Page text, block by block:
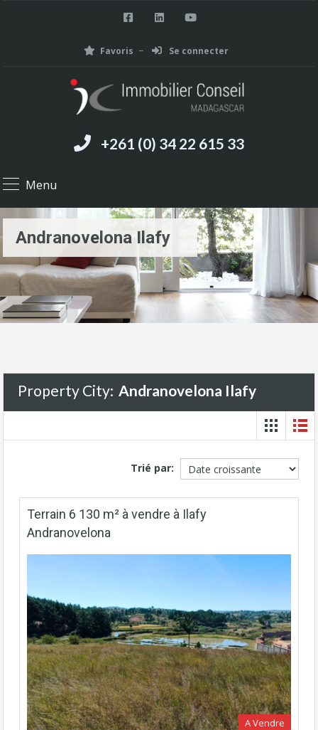
Favoris Se connecter
+261 (0) 34 22 615 33
Menu
Andranovelona Ilafy
Property City: Andranovelona Ilafy
Trié par:
Terrain 6 130 m² à vendre à Ilafy
Andranovelona
A Vendre